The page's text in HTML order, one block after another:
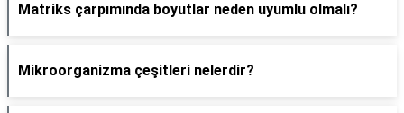
Matriks çarpımında boyutlar neden uyumlu olmalı?
Mikroorganizma çeşitleri nelerdir?